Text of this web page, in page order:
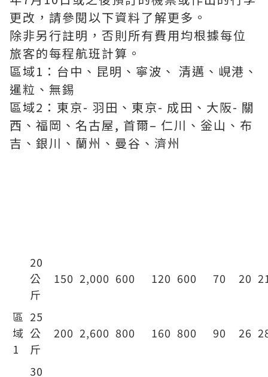
更改，請參閱以下資料了解更多。
除非另行註明，否則所有費用均根據每位
旅客的每程航班計算。
區域1：台中、昆明、寧波、 清邁、峴港、
暹粒、無錫
區域2：東京- 羽田、東京- 成田、大阪- 關
西、福岡、名古屋, 首爾– 仁川、釡山、布
吉、銀川、蘭州、曼谷、濟州
區
域
1
20
公
斤
150 2,000 600 120 600 70 20
25
公
斤
200 2,600 800 160 800 90 26
30